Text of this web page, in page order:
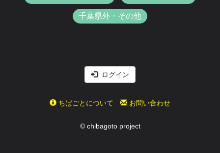
千葉県外・その他
ログイン
ちばごとについて お問い合わせ
© chibagoto project